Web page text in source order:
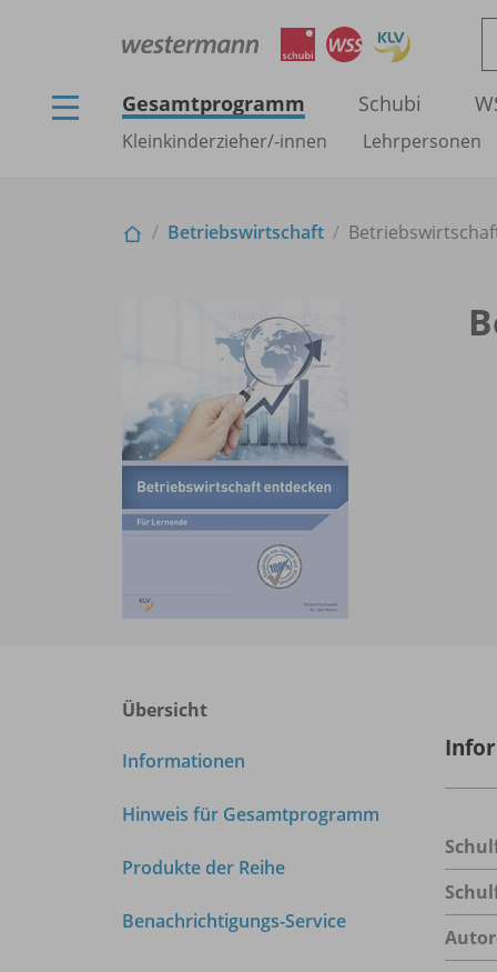
Gesamtprogramm Schubi
Kleinkinderzieher/-innen Lehrpersonen
Betriebswirtschaft
Übersicht
Informationen
Hinweis für Gesamtprogramm
Produkte der Reihe
Benachrichtigungs-Service